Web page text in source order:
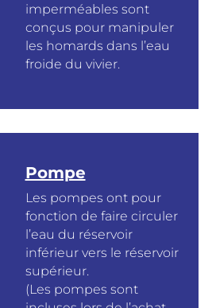
imperméables sont
conçus pour manipuler
les homards dans l’eau
froide du vivier.
Pompe
Les pompes ont pour
fonction de faire circuler
l’eau du réservoir
inférieur vers le réservoir
supérieur.
(Les pompes sont